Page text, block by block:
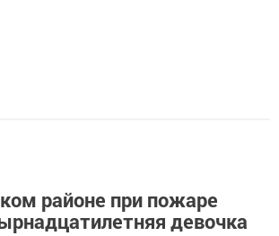
районе при пожаре
девочка